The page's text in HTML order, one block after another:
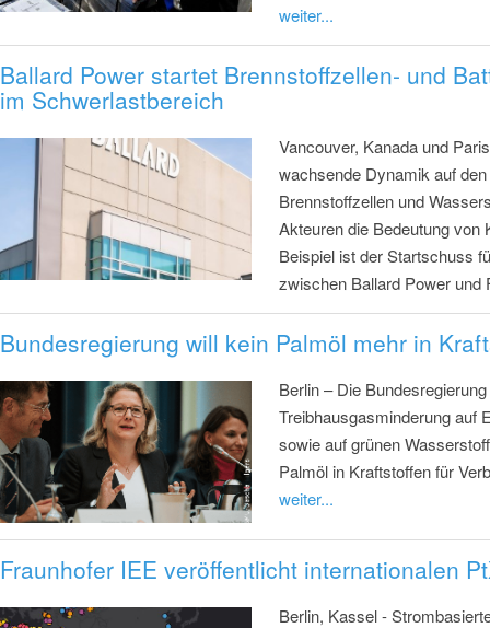
weiter...
Ballard Power startet Brennstoffzellen- und
im Schwerlastbereich
Vancouver, Kanada und
wachsende Dynamik auf
Brennstoffzellen und
Akteuren die Bedeutung von
Beispiel ist der Startschuss
zwischen Ballard Power und
Bundesregierung will kein Palmöl mehr in
Berlin – Die
Treibhausgasminderung auf
sowie auf grünen
Palmöl in Kraftstoffen für
weiter...
Fraunhofer IEE veröffentlicht internationalen
Berlin, Kassel -